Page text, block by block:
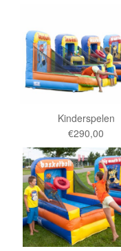
Kinderspelen
€290,00